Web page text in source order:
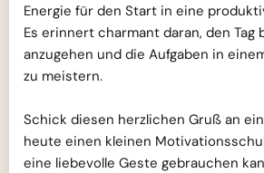
Energie für den Start in eine
Es erinnert charmant daran, den Tag
anzugehen und die Aufgaben in
zu meistern.
Schick diesen herzlichen Gruß an
heute einen kleinen
eine liebevolle Geste gebrauchen